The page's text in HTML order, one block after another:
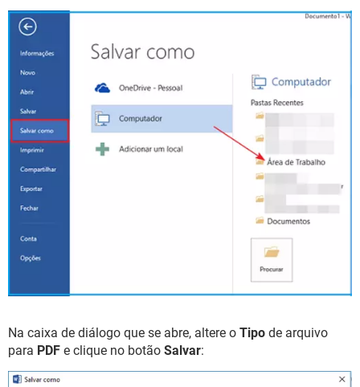
Na caixa de diálogo que se abre, altere o Tipo de arquivo
para PDF e clique no botão Salvar: